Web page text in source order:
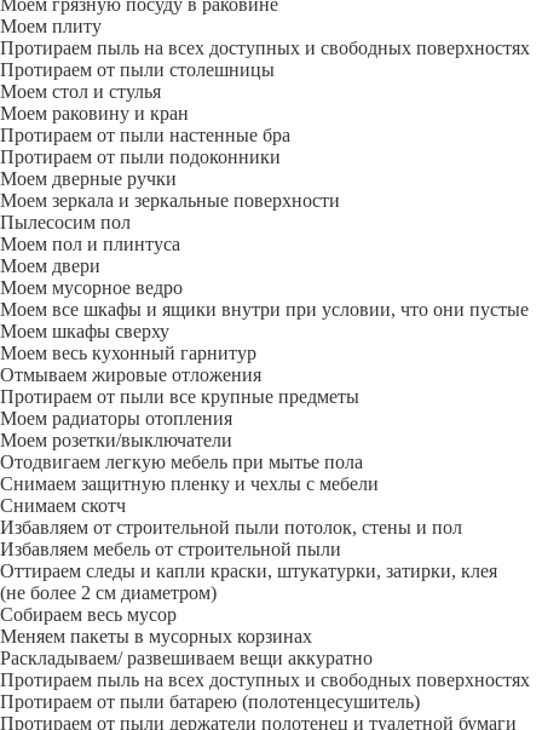
Моем грязную посуду в раковине
Моем плиту
Протираем пыль на всех доступных и свободных поверхностях
Протираем от пыли столешницы
Моем стол и стулья
Моем раковину и кран
Протираем от пыли настенные бра
Протираем от пыли подоконники
Моем дверные ручки
Моем зеркала и зеркальные поверхности
Пылесосим пол
Моем пол и плинтуса
Моем двери
Моем мусорное ведро
Моем все шкафы и ящики внутри при условии, что они пустые
Моем шкафы сверху
Моем весь кухонный гарнитур
Отмываем жировые отложения
Протираем от пыли все крупные предметы
Моем радиаторы отопления
Моем розетки/выключатели
Отодвигаем легкую мебель при мытье пола
Снимаем защитную пленку и чехлы с мебели
Снимаем скотч
Избавляем от строительной пыли потолок, стены и пол
Избавляем мебель от строительной пыли
Оттираем следы и капли краски, штукатурки, затирки, клея
(не более 2 см диаметром)
Собираем весь мусор
Меняем пакеты в мусорных корзинах
Раскладываем/ развешиваем вещи аккуратно
Протираем пыль на всех доступных и свободных поверхностях
Протираем от пыли батарею (полотенцесушитель)
Протираем от пыли держатели полотенец и туалетной бумаги